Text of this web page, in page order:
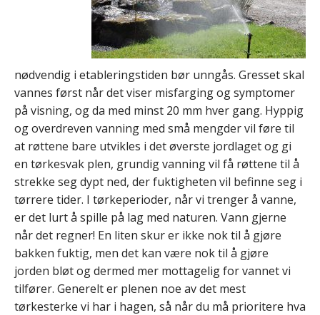
nødvendig i etableringstiden bør unngås. Gresset skal
vannes først når det viser misfarging og symptomer
på visning, og da med minst 20 mm hver gang. Hyppig
og overdreven vanning med små mengder vil føre til
at røttene bare utvikles i det øverste jordlaget og gi
en tørkesvak plen, grundig vanning vil få røttene til å
strekke seg dypt ned, der fuktigheten vil befinne seg i
tørrere tider. I tørkeperioder, når vi trenger å vanne,
er det lurt å spille på lag med naturen. Vann gjerne
når det regner! En liten skur er ikke nok til å gjøre
bakken fuktig, men det kan være nok til å gjøre
jorden bløt og dermed mer mottagelig for vannet vi
tilfører. Generelt er plenen noe av det mest
tørkesterke vi har i hagen, så når du må prioritere hva